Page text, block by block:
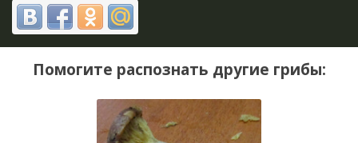
Помогите распознать другие грибы: